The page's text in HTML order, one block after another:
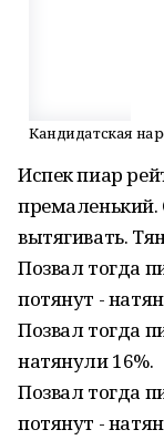
Кандидатская
Испек пиар
премаленький.
вытягивать.
Позвал тогда
потянут -
Позвал тогда
натянули 16%.
Позвал тогда
потянут -